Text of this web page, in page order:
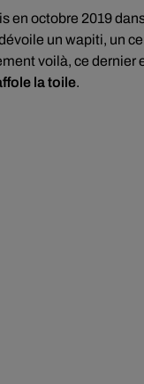
en octobre 2019
un wapiti, un
voilà, ce dernier
la toile.